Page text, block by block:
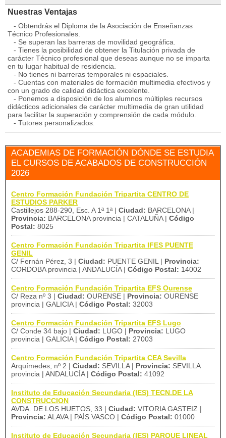
Nuestras Ventajas
- Obtendrás el Diploma de la Asociación de Enseñanzas
Técnico Profesionales.
- Se superan las barreras de movilidad geográfica.
- Tienes la posibilidad de obtener la Titulación privada de
carácter Técnico profesional que deseas aunque no se imparta
en tu lugar habitual de residencia.
- No tienes ni barreras temporales ni espaciales.
- Cuentas con materiales de formación multimedia efectivos y
con un grado de calidad didáctica excelente.
- Ponemos a disposición de los alumnos múltiples recursos
didácticos adicionales de carácter multimedia de gran utilidad
para facilitar la superación y comprensión de cada módulo.
- Tutores personalizados.
ACADEMIAS DE FORMACIÓN DÓNDE SE ESTUDIA
EL CURSOS DE ACABADOS DE CONSTRUCCIÓN
2026
Centro Formación Fundación Tripartita CENTRO DE
ESTUDIOS PARKER
Castillejos 288-290, Esc. A 1ª 1ª | Ciudad: BARCELONA |
Provincia: BARCELONA provincia | CATALUÑA | Código
Postal: 8025
Centro Formación Fundación Tripartita IFES PUENTE
GENIL
C/ Fernán Pérez, 3 | Ciudad: PUENTE GENIL | Provincia:
CORDOBA provincia | ANDALUCÍA | Código Postal: 14002
Centro Formación Fundación Tripartita EFS Ourense
C/ Reza nº 3 | Ciudad: OURENSE | Provincia: OURENSE
provincia | GALICIA | Código Postal: 32003
Centro Formación Fundación Tripartita EFS Lugo
C/ Conde 34 bajo | Ciudad: LUGO | Provincia: LUGO
provincia | GALICIA | Código Postal: 27003
Centro Formación Fundación Tripartita CEA Sevilla
Arquímedes, nº 2 | Ciudad: SEVILLA | Provincia: SEVILLA
provincia | ANDALUCÍA | Código Postal: 41092
Instituto de Educación Secundaria (IES) TECN.DE LA
CONSTRUCCION
AVDA. DE LOS HUETOS, 33 | Ciudad: VITORIA GASTEIZ |
Provincia: ALAVA | PAÍS VASCO | Código Postal: 01000
Instituto de Educación Secundaria (IES) PARQUE LINEAL